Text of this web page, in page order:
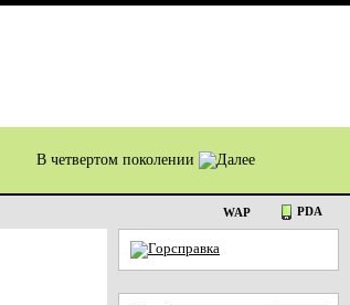
В четвертом поколении
WAP PDA